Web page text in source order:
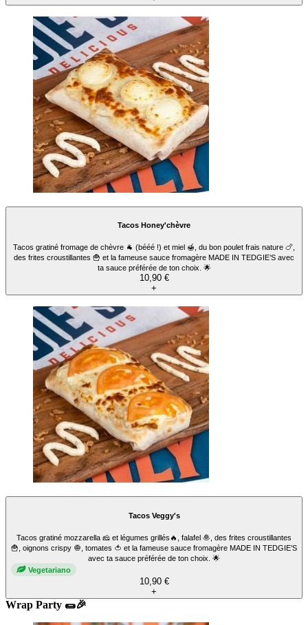
Tacos Honey'chèvre
Tacos gratiné fromage de chèvre 🐐 (bééé !) et miel 🍯, du bon poulet frais nature 🍗,
des frites croustillantes 🍟 et la fameuse sauce fromagère MADE IN TEDGIE’S avec
ta sauce préférée de ton choix. 🌟
10,90 €
+
Tacos Veggy's
Tacos gratiné mozzarella 🧀 et légumes grillés🔥, falafel 🧆, des frites croustillantes
🍟, oignons crispy 🧅, tomates 🍅 et la fameuse sauce fromagère MADE IN TEDGIE’S
avec ta sauce préférée de ton choix. 🌟
Vegetariano
10,90 €
+
Wrap Party 🌯🎉